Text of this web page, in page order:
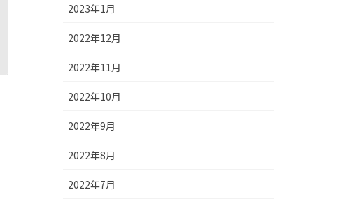
2023年1月
2022年12月
2022年11月
2022年10月
2022年9月
2022年8月
2022年7月